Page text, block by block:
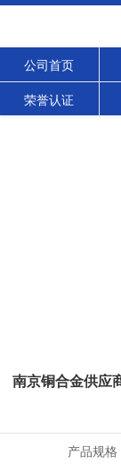
公司首页
荣誉认证
南京铜合金供应
产品规格